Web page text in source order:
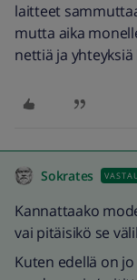
laitteet
mutta aika
nettiä ja
Sokrates
Kannattaako
vai pitäisikö se
Kuten edellä on